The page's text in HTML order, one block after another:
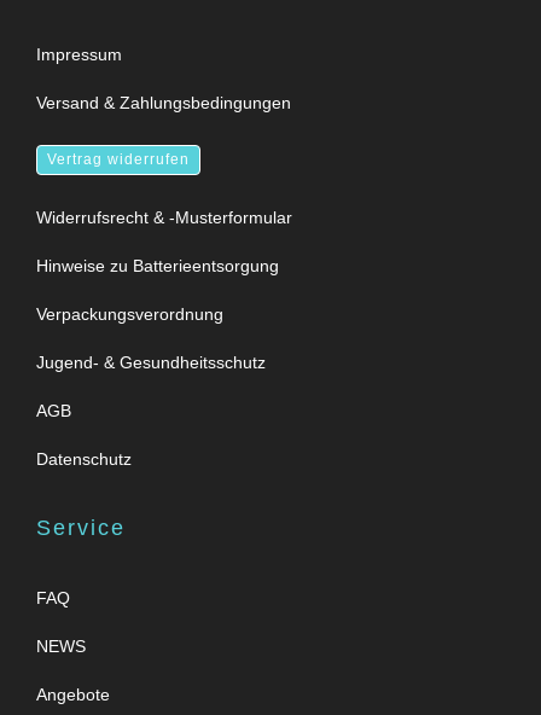
Impressum
Versand & Zahlungsbedingungen
Vertrag widerrufen
Widerrufsrecht & -Musterformular
Hinweise zu Batterieentsorgung
Verpackungsverordnung
Jugend- & Gesundheitsschutz
AGB
Datenschutz
Service
FAQ
NEWS
Angebote